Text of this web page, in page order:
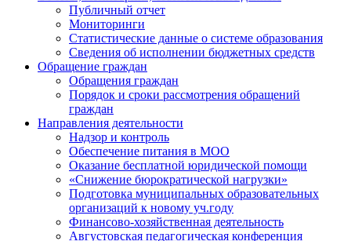
Публичный отчет
Мониторинги
Статистические данные о системе образования
Сведения об исполнении бюджетных средств
Обращение граждан
Обращения граждан
Порядок и сроки рассмотрения обращений
граждан
Направления деятельности
Надзор и контроль
Обеспечение питания в МОО
Оказание бесплатной юридической помощи
«Снижение бюрократической нагрузки»
Подготовка муниципальных образовательных
организаций к новому уч.году
Финансово-хозяйственная деятельность
Августовская педагогическая конференция